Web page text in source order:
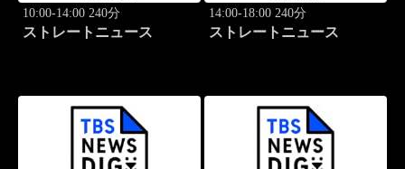
10:00-14:00 240分
ストレートニュース
14:00-18:00 240分
ストレートニュース